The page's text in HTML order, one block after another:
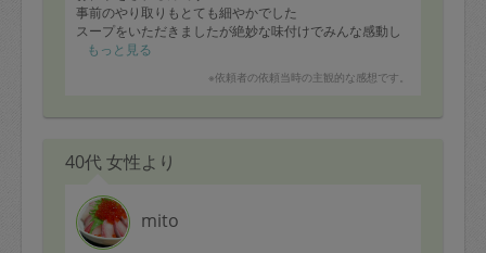
事前のやり取りもとても細やかでした
スープをいただきましたが絶妙な味付けでみんな感動し
ていただきました
またよろしくお願いします
もっと見る
※依頼者の依頼当時の主観的な感想です。
40代 女性より
mito